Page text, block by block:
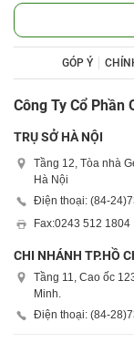
GÓP Ý
Công Ty Cổ Phần
TRỤ SỞ HÀ NỘI
Tầng 12, Tòa nhà
Hà Nội
Điện thoại: (84-24)
Fax:0243 512 1804
CHI NHÁNH TP.HỒ
Tầng 11, Cao ốc
Minh.
Điện thoại: (84-28)